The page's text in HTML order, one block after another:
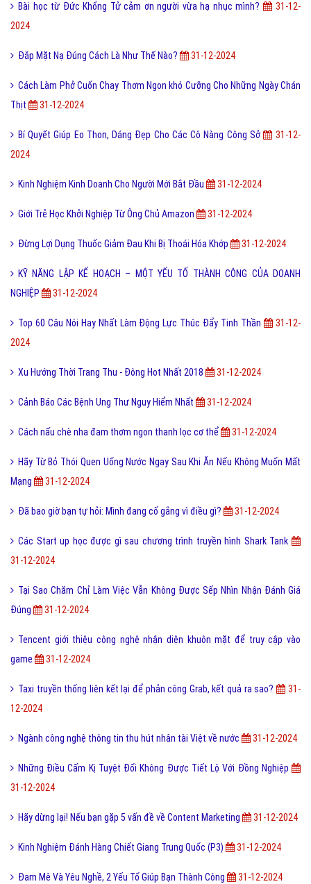
Bài học từ Đức Khổng Tử cảm ơn người vừa hạ nhục mình?
31-12-
2024
Đắp Mặt Nạ Đúng Cách Là Như Thế Nào? 31-12-2024
Cách Làm Phở Cuốn Chay Thơm Ngon khó Cưỡng Cho Những Ngày Chán
Thịt
31-12-2024
Bí Quyết Giúp Eo Thon, Dáng Đẹp Cho Các Cô Nàng Công Sở
31-12-
2024
Kinh Nghiệm Kinh Doanh Cho Người Mới Bắt Đầu 31-12-2024
Giới Trẻ Học Khởi Nghiệp Từ Ông Chủ Amazon 31-12-2024
Đừng Lợi Dụng Thuốc Giảm Đau Khi Bị Thoái Hóa Khớp 31-12-2024
KỸ NĂNG LẬP KẾ HOẠCH – MỘT YẾU TỐ THÀNH CÔNG CỦA DOANH
NGHIỆP
31-12-2024
Top 60 Câu Nói Hay Nhất Làm Động Lực Thúc Đẩy Tinh Thần
31-12-
2024
Xu Hướng Thời Trang Thu - Đông Hot Nhất 2018 31-12-2024
Cảnh Báo Các Bệnh Ung Thư Nguy Hiểm Nhất 31-12-2024
Cách nấu chè nha đam thơm ngon thanh lọc cơ thể 31-12-2024
Hãy Từ Bỏ Thói Quen Uống Nước Ngay Sau Khi Ăn Nếu Không Muốn Mất
Mạng
31-12-2024
Đã bao giờ bạn tự hỏi: Mình đang cố gắng vì điều gì? 31-12-2024
Các Start up học được gì sau chương trình truyền hình Shark Tank
31-12-2024
Tại Sao Chăm Chỉ Làm Việc Vẫn Không Được Sếp Nhìn Nhận Đánh Giá
Đúng
31-12-2024
Tencent giới thiệu công nghệ nhận diện khuôn mặt để truy cập vào
game
31-12-2024
Taxi truyền thống liên kết lại để phản công Grab, kết quả ra sao?
31-
12-2024
Ngành công nghệ thông tin thu hút nhân tài Việt về nước 31-12-2024
Những Điều Cấm Kị Tuyệt Đối Không Được Tiết Lộ Với Đồng Nghiệp
31-12-2024
Hãy dừng lại! Nếu bạn gặp 5 vấn đề về Content Marketing 31-12-2024
Kinh Nghiệm Đánh Hàng Chiết Giang Trung Quốc (P3) 31-12-2024
Đam Mê Và Yêu Nghề, 2 Yếu Tố Giúp Bạn Thành Công 31-12-2024